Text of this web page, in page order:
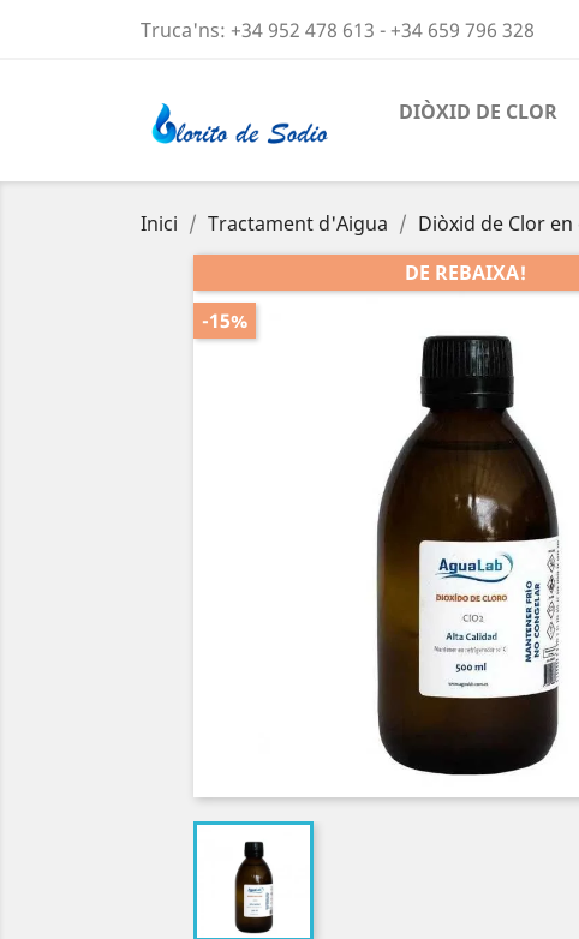
Truca'ns: +34 952 478 613 - +34 659 796 328
DIÒXID DE CLOR
Inici Tractament d'Aigua
Diòxid de Clor
DE REBAIXA!
-15%